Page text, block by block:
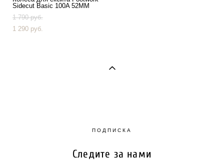
Sidecut Basic 100A 52MM
1 790 pуб.
1 290 pуб.
ПОДПИСКА
Следите за нами